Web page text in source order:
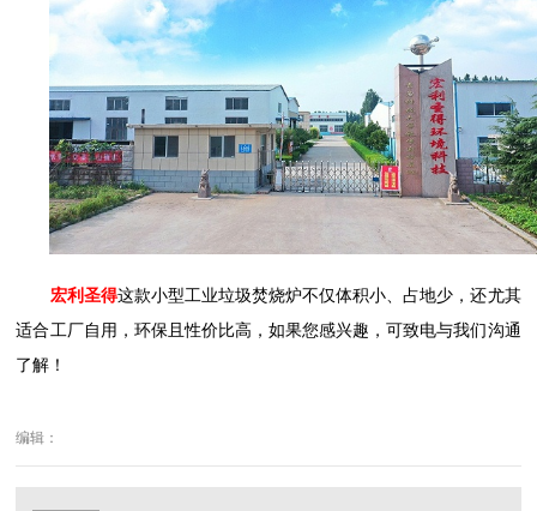
宏利圣得这款小型工业垃圾焚烧炉不仅体积小、占地少，还尤其
适合工厂自用，环保且性价比高，如果您感兴趣，可致电与我们沟通
了解！
编辑：